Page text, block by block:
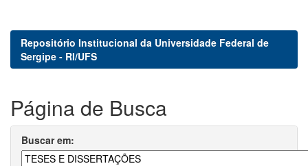
Repositório Institucional da Universidade Federal de
Sergipe - RI/UFS
Página de Busca
Buscar em: